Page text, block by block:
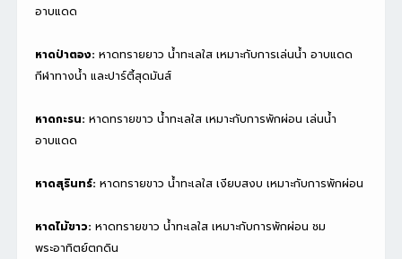
อาบแดด
หาดป่าตอง: หาดทรายยาว น้ำทะเลใส เหมาะกับการเล่นน้ำ อาบแดด
กีฬาทางน้ำ และปาร์ตี้สุดมันส์
หาดกะรน: หาดทรายขาว น้ำทะเลใส เหมาะกับการพักผ่อน เล่นน้ำ
อาบแดด
หาดสุรินทร์: หาดทรายขาว น้ำทะเลใส เงียบสงบ เหมาะกับการพักผ่อน
หาดไม้ขาว: หาดทรายขาว น้ำทะเลใส เหมาะกับการพักผ่อน ชม
พระอาทิตย์ตกดิน